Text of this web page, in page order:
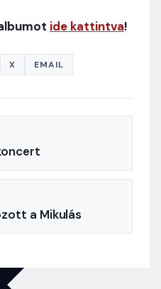
ide kattintva!
X EMAIL
a Mikulás